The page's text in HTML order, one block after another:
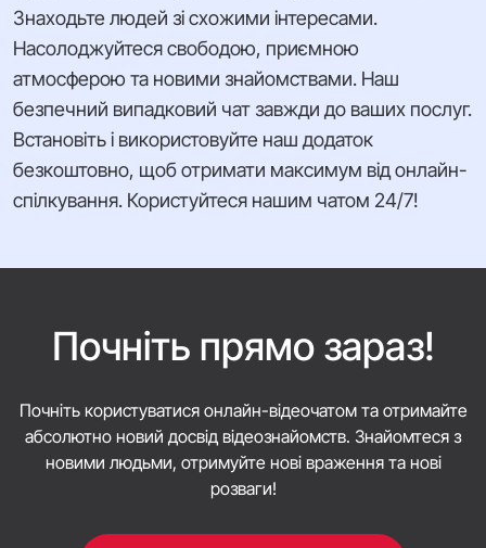
Знаходьте людей зі схожими інтересами.
Насолоджуйтеся свободою, приємною
атмосферою та новими знайомствами. Наш
безпечний випадковий чат завжди до ваших послуг.
Встановіть і використовуйте наш додаток
безкоштовно, щоб отримати максимум від онлайн-
спілкування. Користуйтеся нашим чатом 24/7!
Почніть прямо зараз!
Почніть користуватися онлайн-відеочатом та отримайте
абсолютно новий досвід відеознайомств. Знайомтеся з
новими людьми, отримуйте нові враження та нові
розваги!